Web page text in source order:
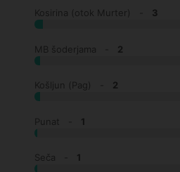
Kosirina (otok Murter) - 3
MB šoderjama - 2
Košljun (Pag) - 2
Punat - 1
Seča - 1